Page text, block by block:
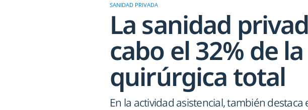
SANIDAD PRIVADA
La sanidad
cabo el 32% de
quirúrgica total
En la actividad asistencial, también